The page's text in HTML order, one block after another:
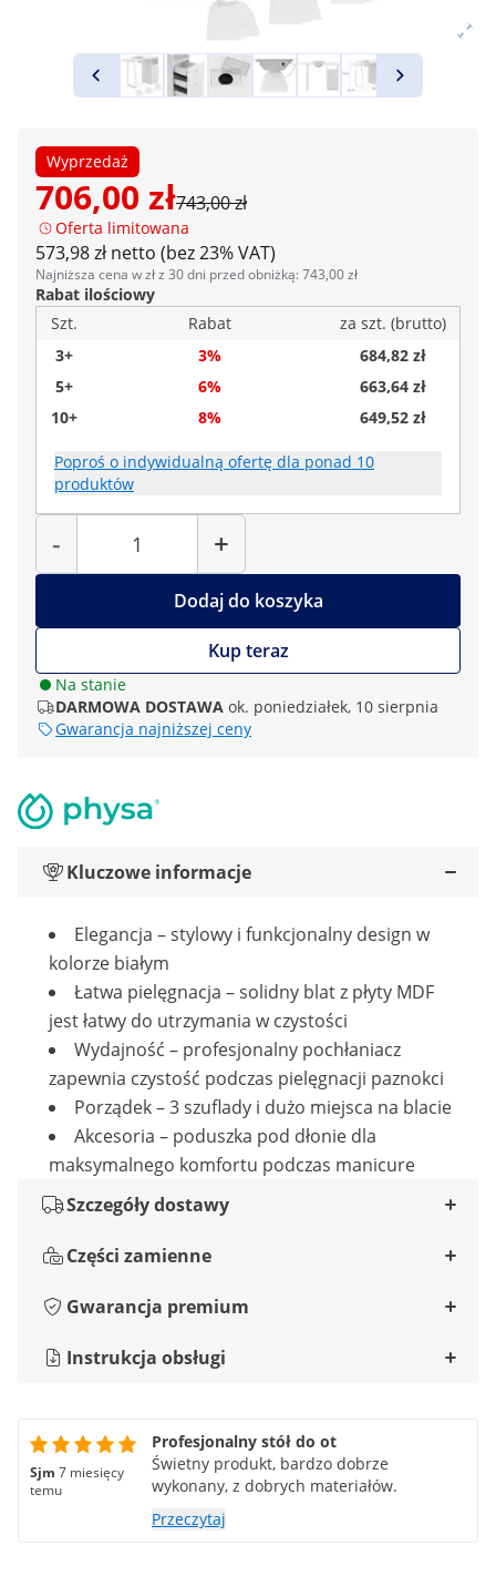
Wyprzedaż
706,00 zł743,00 zł
Oferta limitowana
573,98 zł netto (bez 23% VAT)
Najniższa cena w zł z 30 dni przed obniżką: 743,00 zł
Rabat ilościowy
Szt.
Rabat
za szt. (brutto)
3+
3%
684,82 zł
5+
6%
663,64 zł
10+
8% 649,52 zł
Poproś o indywidualną ofertę dla ponad 10
produktów
-
Liczba
+
Dodaj do koszyka
Kup teraz
Na stanie
DARMOWA DOSTAWA ok. poniedziałek, 10 sierpnia
Gwarancja najniższej ceny
Kluczowe informacje
Elegancja – stylowy i funkcjonalny design w
kolorze białym
Łatwa pielęgnacja – solidny blat z płyty MDF
jest łatwy do utrzymania w czystości
Wydajność – profesjonalny pochłaniacz
zapewnia czystość podczas pielęgnacji paznokci
Porządek – 3 szuflady i dużo miejsca na blacie
Akcesoria – poduszka pod dłonie dla
maksymalnego komfortu podczas manicure
Szczegóły dostawy
Części zamienne
Gwarancja premium
Instrukcja obsługi
Sjm 7 miesięcy
temu
Profesjonalny stół do ot
Świetny produkt, bardzo dobrze
wykonany, z dobrych materiałów.
Przeczytaj